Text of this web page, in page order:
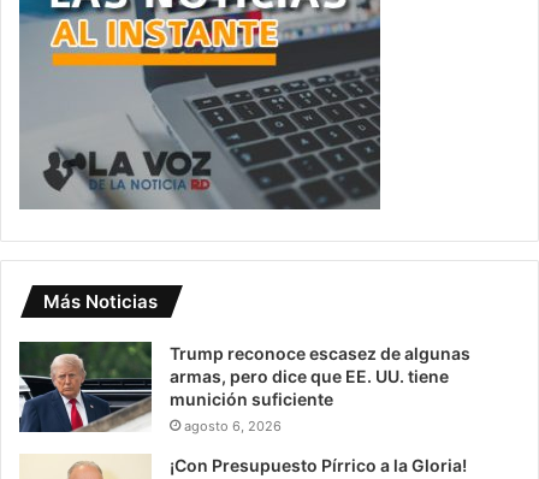
Más Noticias
Trump reconoce escasez de algunas
armas, pero dice que EE. UU. tiene
munición suficiente
agosto 6, 2026
¡Con Presupuesto Pírrico a la Gloria!